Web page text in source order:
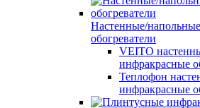
Настенные/
обогреватели
VEITO
инфракрасные
Теплофон
инфракрасные